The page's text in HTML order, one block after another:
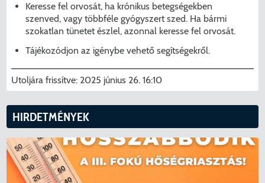
Keresse fel orvosát, ha krónikus betegségekben
szenved, vagy többféle gyógyszert szed. Ha bármi
szokatlan tünetet észlel, azonnal keresse fel orvosát.
Tájékozódjon az igénybe vehető segítségekről.
Utoljára frissítve: 2025 június 26. 16:10
HIRDETMÉNYEK